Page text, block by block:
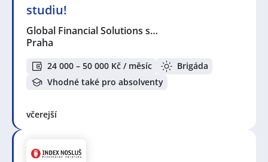
studiu!
Global Financial Solutions s…
Praha
24 000 – 50 000 Kč / měsíc
Brigáda
Vhodné také pro absolventy
včerejší